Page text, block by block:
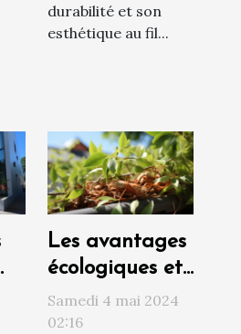
durabilité et son
esthétique au fil...
Les avantages
écologiques et
esthétiques de
l'intégration
Samedi 4 mai 2024
02:16